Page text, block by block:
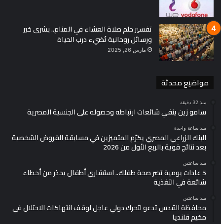
تفسير حلم صلاة العشاء في المنام.. بشرى خير
ورسائل روحانية تُضيء درب الحياة
مارس 26, 2025
مواضيع محدثة
منذ 32 دقيقة
سامو زين ينفي شائعات ارتباطه وحصوله على الجنسية المصرية
منذ ساعة واحدة
البنك الزراعي المصري يكرّم المتميزين في مسابقة القروض الشخصية
بعد نتائج قوية بالربع الأول من 2026
منذ ساعتين
5 عادات يومية تضر صحة طفلك.. استشاري أطفال يحذر من أخطاء
شائعة في التغذية
منذ ساعتين
محافظة القدس تدعو لتحرك دولي عاجل لوقف انتهاكات الاحتلال في
مخيم قلنديا